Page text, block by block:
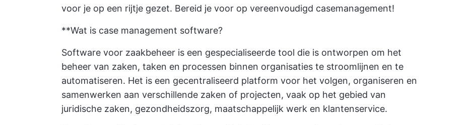
voor je op een rijtje gezet. Bereid je voor op vereenvoudigd casemanagement!
**Wat is case management software?
Software voor zaakbeheer is een gespecialiseerde tool die is ontworpen om het
beheer van zaken, taken en processen binnen organisaties te stroomlijnen en te
automatiseren. Het is een gecentraliseerd platform voor het volgen, organiseren en
samenwerken aan verschillende zaken of projecten, vaak op het gebied van
juridische zaken, gezondheidszorg, maatschappelijk werk en klantenservice.